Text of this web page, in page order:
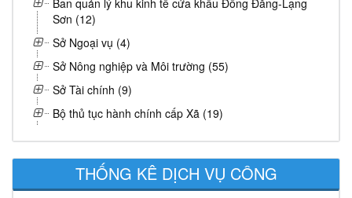
Ban quản lý khu kinh tế cửa khẩu Đồng Đăng-Lạng
Sơn (12)
Sở Ngoại vụ (4)
Sở Nông nghiệp và Môi trường (55)
Sở Tài chính (9)
Bộ thủ tục hành chính cấp Xã (19)
THỐNG KÊ DỊCH VỤ CÔNG